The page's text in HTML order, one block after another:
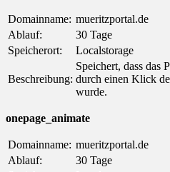
Domainname: mueritzportal.de
Ablauf:
30 Tage
Speicherort:
Localstorage
Beschreibung:
Speichert, dass das
durch einen Klick
wurde.
onepage_animate
Domainname: mueritzportal.de
Ablauf:
30 Tage